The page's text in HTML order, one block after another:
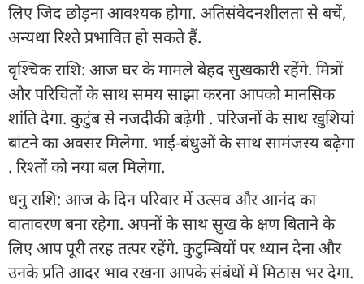
लिए जिद छोड़ना आवश्यक होगा. अतिसंवेदनशीलता से बचें,
अन्यथा रिश्ते प्रभावित हो सकते हैं.
वृश्चिक राशि: आज घर के मामले बेहद सुखकारी रहेंगे. मित्रों
और परिचितों के साथ समय साझा करना आपको मानसिक
शांति देगा. कुटुंब से नजदीकी बढ़ेगी . परिजनों के साथ खुशियां
बांटने का अवसर मिलेगा. भाई-बंधुओं के साथ सामंजस्य बढ़ेगा
. रिश्तों को नया बल मिलेगा.
धनु राशि: आज के दिन परिवार में उत्सव और आनंद का
वातावरण बना रहेगा. अपनों के साथ सुख के क्षण बिताने के
लिए आप पूरी तरह तत्पर रहेंगे. कुटुम्बियों पर ध्यान देना और
उनके प्रति आदर भाव रखना आपके संबंधों में मिठास भर देगा.